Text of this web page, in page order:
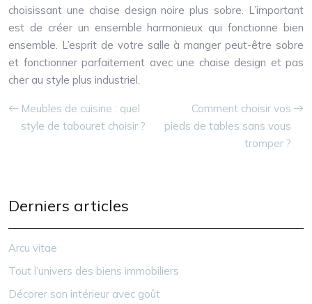
choisissant une chaise design noire plus sobre. L’important
est de créer un ensemble harmonieux qui fonctionne bien
ensemble. L’esprit de votre salle à manger peut-être sobre
et fonctionner parfaitement avec une chaise design et pas
cher au style plus industriel.
Meubles de cuisine : quel
style de tabouret choisir ?
Comment choisir vos
pieds de tables sans vous
tromper ?
Derniers articles
Arcu vitae
Tout l’univers des biens immobiliers
Décorer son intérieur avec goût